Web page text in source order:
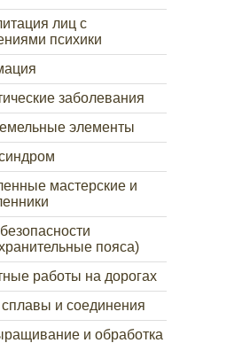
лиц с
психики
заболевания
элементы
мастерские и
пояса)
работы на дорогах
и соединения
и обработка